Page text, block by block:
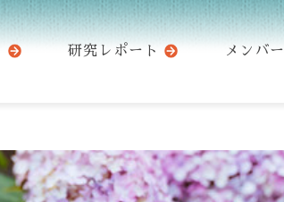
研究レポート メンバー